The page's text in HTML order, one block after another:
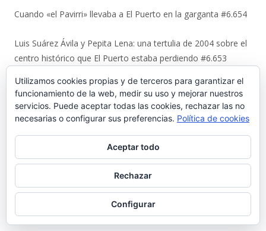
Cuando «el Pavirri» llevaba a El Puerto en la garganta #6.654
Luis Suárez Ávila y Pepita Lena: una tertulia de 2004 sobre el
centro histórico que El Puerto estaba perdiendo #6.653
Urbaluz, cuando El Puerto se vistió la americana #6.652
Los últimos coletazos de una enseñanza basada en el miedo
En 1970, bendición de los espigones de Poniente y Levante
El Coto de la Isleta y Valdelagrana. Geohistoria de un espacio
entre el mar y las marismas #6.649
Utilizamos cookies propias y de terceros para garantizar el
funcionamiento de la web, medir su uso y mejorar nuestros
servicios. Puede aceptar todas las cookies, rechazar las no
necesarias o configurar sus preferencias. Política de cookies
Aceptar todo
Rechazar
Configurar